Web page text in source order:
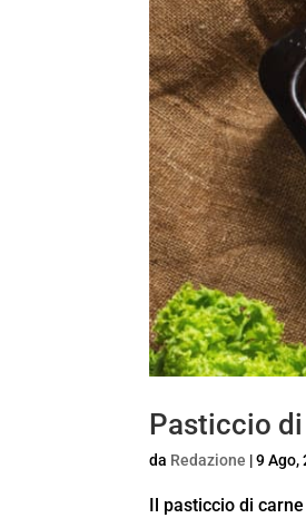
Pasticcio
da Redazione |9 Ago,
Il pasticcio di